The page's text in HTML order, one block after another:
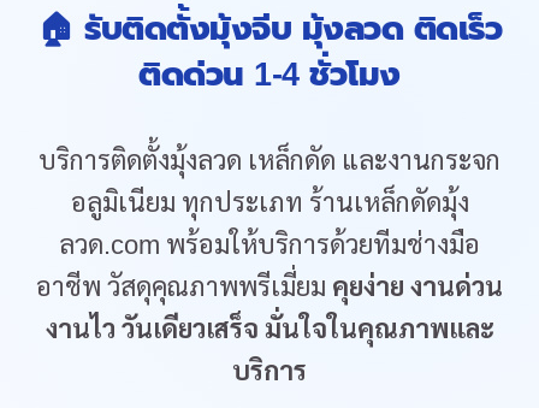
🏠 รับติดตั้งมุ้งจีบ มุ้งลวด ติดเร็ว
ติดด่วน 1-4 ชั่วโมง
บริการติดตั้งมุ้งลวด เหล็กดัด และงานกระจก
อลูมิเนียม ทุกประเภท ร้านเหล็กดัดมุ้ง
ลวด.com พร้อมให้บริการด้วยทีมช่างมือ
อาชีพ วัสดุคุณภาพพรีเมี่ยม คุยง่าย งานด่วน
งานไว วันเดียวเสร็จ มั่นใจในคุณภาพและ
บริการ